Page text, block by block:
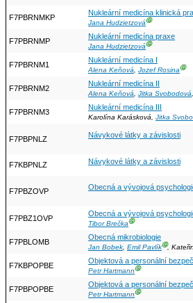
F7PBRNMKP
Nukleární medicína klinická
Jana HudzietzováⒼ
F7PBRNMP
Nukleární medicína praxe
Jana HudzietzováⒼ
F7PBRNM1
Nukleární medicína I
Alena Keňová, Jozef RosinaⒼ
F7PBRNM2
Nukleární medicína II
Alena Keňová, Jitka Svobodová,
F7PBRNM3
Nukleární medicína III
Karolína Karásková, Jitka
F7PBPNLZ Návykové látky a závislosti
F7KBPNLZ Návykové látky a závislosti
F7PBZOVP Obecná a vývojová
F7PBZ1OVP
Obecná a vývojová
Tibor BrečkaⒼ
F7PBLOMB
Obecná mikrobiologie
Jan Bobek, Emil PavlíkⒼ,
F7KBPOPBE
Objektová a personální
Petr HartmannⒼ
F7PBPOPBE
Objektová a personální
Petr HartmannⒼ